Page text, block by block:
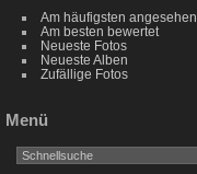
Am häufigsten angesehen
Am besten bewertet
Neueste Fotos
Neueste Alben
Zufällige Fotos
Menü